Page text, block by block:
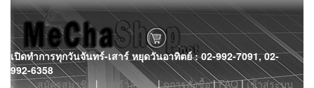
Skip
to
content
เปิดทำการทุกวันจันทร์-เสาร์ หยุดวันอาทิตย์ : 02-992-7091, 02-
992-6358
สมัครสมาชิก | ตะกร้าสินค้า|ดูการสั่งซื้อ|FAQ|เข้าสู่ระบบ